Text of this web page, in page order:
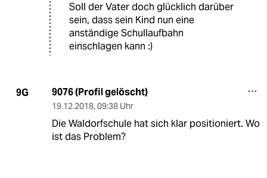
Soll der Vater doch glücklich darüber
sein, dass sein Kind nun eine
anständige Schullaufbahn
einschlagen kann :)
9G 9076 (Profil gelöscht)
19.12.2018, 09:38 Uhr
Die Waldorfschule hat sich klar positioniert. Wo
ist das Problem?